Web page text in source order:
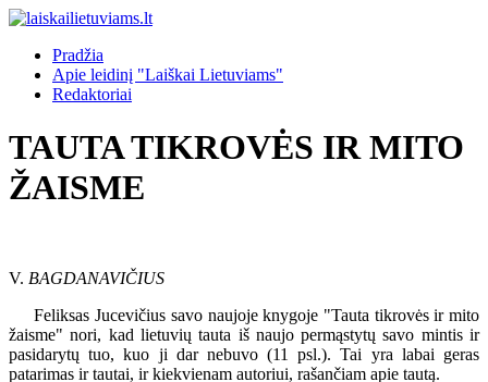
Pradžia
Apie leidinį "Laiškai Lietuviams"
Redaktoriai
TAUTA TIKROVĖS IR MITO
ŽAISME
V. BAGDANAVIČIUS
Feliksas Jucevičius savo naujoje knygoje "Tauta tikrovės ir mito
žaisme" nori, kad lietuvių tauta iš naujo permąstytų savo mintis ir
pasidarytų tuo, kuo ji dar nebuvo (11 psl.). Tai yra labai geras
patarimas ir tautai, ir kiekvienam autoriui, rašančiam apie tautą.